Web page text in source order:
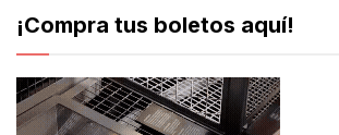
¡Compra tus boletos aquí!